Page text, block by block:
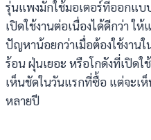
รุ่นแพงมักใช้มอเตอร์ที่ออกแบ
เปิดใช้งานต่อเนื่องได้ดีกว่า ใ
ปัญหาน้อยกว่าเมื่อต้องใช้งาน
ร้อน ฝุ่นเยอะ หรือโกดังที่เปิดใ
เห็นชัดในวันแรกที่ซื้อ แต่จะเ
หลายปี